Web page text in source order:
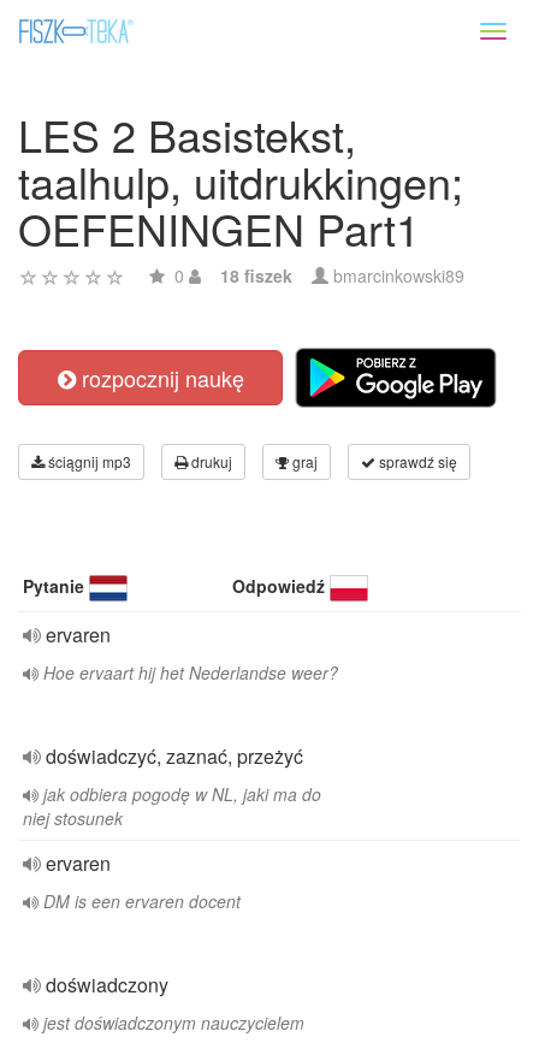
LES 2 Basistekst,
taalhulp, uitdrukkingen;
OEFENINGEN Part1
0 18 fiszek bmarcinkowski89
rozpocznij naukę
ściągnij mp3 drukuj graj sprawdź się
Pytanie Odpowiedź
ervaren
Hoe ervaart hij het Nederlandse weer?
doświadczyć, zaznać, przeżyć
jak odbiera pogodę w NL, jaki ma do
niej stosunek
ervaren
DM is een ervaren docent
doświadczony
jest doświadczonym nauczycielem